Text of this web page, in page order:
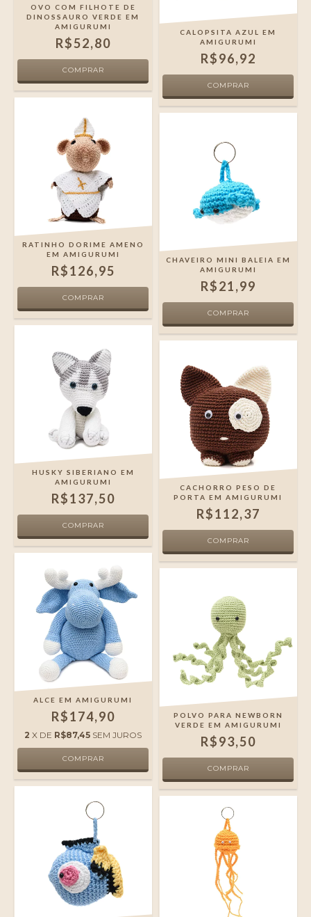
OVO COM FILHOTE DE
DINOSSAURO VERDE EM
AMIGURUMI
R$52,80
CALOPSITA AZUL EM
AMIGURUMI
R$96,92
RATINHO DORIME AMENO
EM AMIGURUMI
R$126,95
CHAVEIRO MINI BALEIA EM
AMIGURUMI
R$21,99
HUSKY SIBERIANO EM
AMIGURUMI
R$137,50
CACHORRO PESO DE
PORTA EM AMIGURUMI
R$112,37
ALCE EM AMIGURUMI
R$174,90
2 X DE R$87,45 SEM JUROS
POLVO PARA NEWBORN
VERDE EM AMIGURUMI
R$93,50